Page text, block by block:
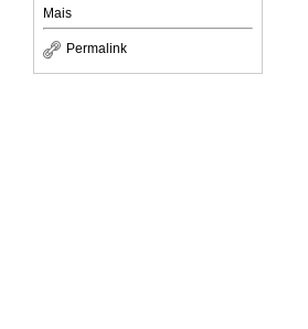
Mais
Permalink